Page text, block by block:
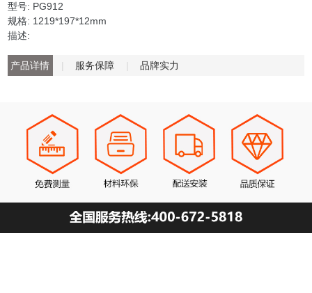
型号: PG912
规格: 1219*197*12mm
描述:
产品详情 | 服务保障 | 品牌实力